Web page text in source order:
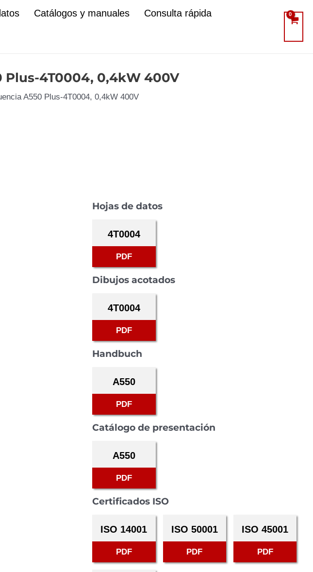
Catálogos y manuales Consulta rápida
4T0004, 0,4kW 400V
A550 Plus-4T0004, 0,4kW 400V
Hojas de datos
4T0004
PDF
Dibujos acotados
4T0004
PDF
Handbuch
A550
PDF
Catálogo de presentación
A550
PDF
Certificados ISO
ISO 14001
PDF
ISO 50001
PDF
ISO 45001
PDF